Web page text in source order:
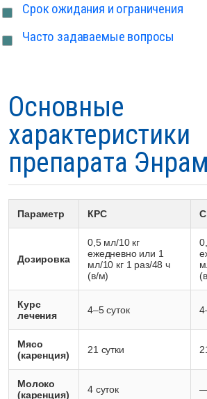
Срок ожидания и ограничения
Часто задаваемые вопросы
Основные
характеристики
препарата
Параметр КРС
Дозировка
0,5 мл/10 кг
ежедневно или 1
мл/10 кг 1 раз/48 ч
(в/м)
Курс
лечения
4–5 суток
Мясо
(каренция)
21 сутки
Молоко
(каренция)
4 суток